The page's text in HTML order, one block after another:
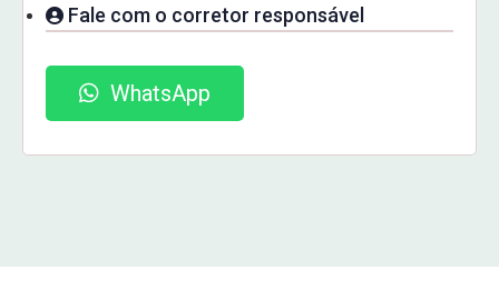
Fale com o corretor responsável
WhatsApp